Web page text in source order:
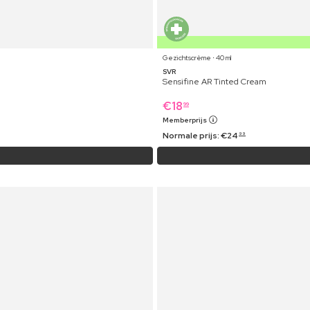
Gezichtscrème ⋅ 40 ml
SVR
Sensifine AR Tinted Cream
€18 99
Memberprijs
Normale prijs:€24 99